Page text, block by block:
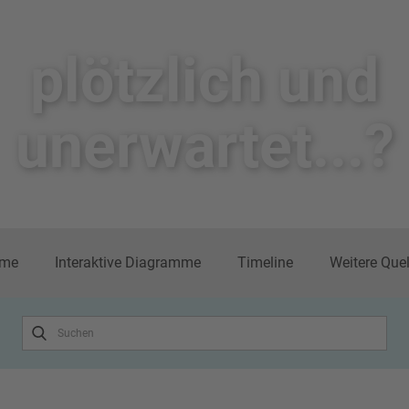
plötzlich un​d
unerwartet...?
Interaktive Diagramme Timeline Weitere